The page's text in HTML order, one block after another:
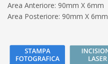
Area Anteriore: 90mm X 6mm
Area Posteriore: 90mm X 6mm